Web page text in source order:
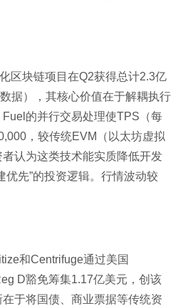
区块链项目在Q2获得总计2.3亿
据），其核心价值在于解耦执行
的并行交易处理使TPS（每
，较传统EVM（以太坊虚拟
认为这类技术能实质降低开发
优先”的投资逻辑。行情波动较
和Centrifuge通过美国
D豁免筹集1.17亿美元，创该
于将国债、商业票据等传统资